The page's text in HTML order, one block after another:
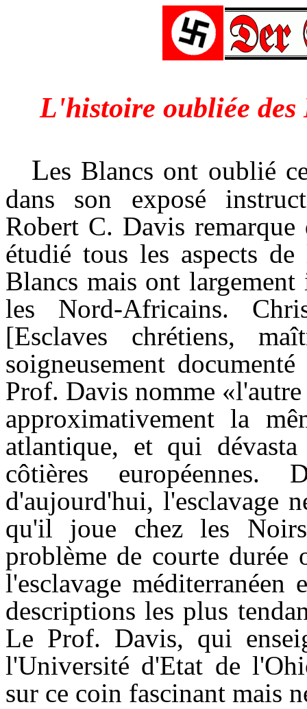
L'histoire oubliée des
Les Blancs ont oublié
dans son exposé
Robert C. Davis
étudié tous les aspects
Blancs mais ont
les Nord-Africains.
[Esclaves chrétiens,
soigneusement
Prof. Davis nomme
approximativement la
atlantique, et qui dévasta
côtières
d'aujourd'hui, l'esclavage
qu'il joue chez les
problème de courte durée
l'esclavage
descriptions les plus
Le Prof. Davis, qui
l'Université d'Etat de
sur ce coin fascinant mais